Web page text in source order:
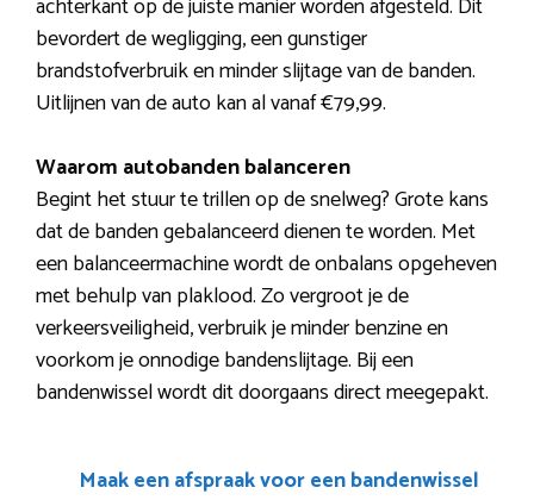
bevordert de wegligging, een gunstiger
brandstofverbruik en minder slijtage van de banden.
Uitlijnen van de auto kan al vanaf €79,99.
Waarom autobanden balanceren
Begint het stuur te trillen op de snelweg? Grote kans
dat de banden gebalanceerd dienen te worden. Met
een balanceermachine wordt de onbalans opgeheven
met behulp van plaklood. Zo vergroot je de
verkeersveiligheid, verbruik je minder benzine en
voorkom je onnodige bandenslijtage. Bij een
bandenwissel wordt dit doorgaans direct meegepakt.
Maak een afspraak voor een bandenwissel